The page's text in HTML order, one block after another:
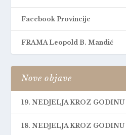
Facebook Provincije
FRAMA Leopold B. Mandić
Nove objave
19. NEDJELJA KROZ GODINU
18. NEDJELJA KROZ GODINU